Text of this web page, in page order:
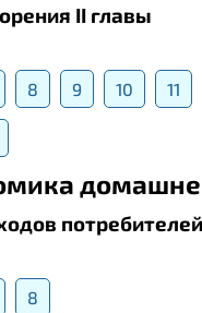
II главы
8 9 10 11
потребителей
8